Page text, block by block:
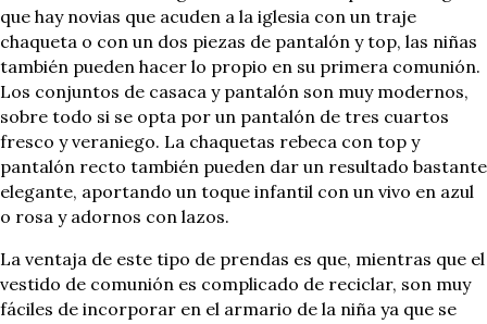
que hay novias que acuden a la iglesia con un traje
chaqueta o con un dos piezas de pantalón y top, las niñas
también pueden hacer lo propio en su primera comunión.
Los conjuntos de casaca y pantalón son muy modernos,
sobre todo si se opta por un pantalón de tres cuartos
fresco y veraniego. La chaquetas rebeca con top y
pantalón recto también pueden dar un resultado bastante
elegante, aportando un toque infantil con un vivo en azul
o rosa y adornos con lazos.
La ventaja de este tipo de prendas es que, mientras que el
vestido de comunión es complicado de reciclar, son muy
fáciles de incorporar en el armario de la niña ya que se